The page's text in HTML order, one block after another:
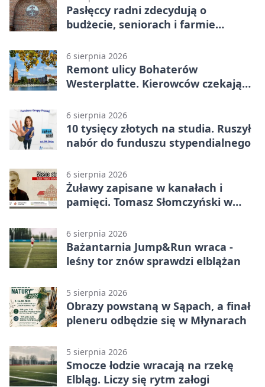
Pasłęccy radni zdecydują o
budżecie, seniorach i farmie
6 sierpnia 2026
Remont ulicy Bohaterów
Westerplatte. Kierowców czekają
6 sierpnia 2026
10 tysięcy złotych na studia. Ruszył
nabór do funduszu stypendialnego
6 sierpnia 2026
Żuławy zapisane w kanałach i
pamięci. Tomasz Słomczyński w
6 sierpnia 2026
Bażantarnia Jump&Run wraca -
leśny tor znów sprawdzi elblążan
5 sierpnia 2026
Obrazy powstaną w Sąpach, a finał
pleneru odbędzie się w Młynarach
5 sierpnia 2026
Smocze łodzie wracają na rzekę
Elbląg. Liczy się rytm załogi